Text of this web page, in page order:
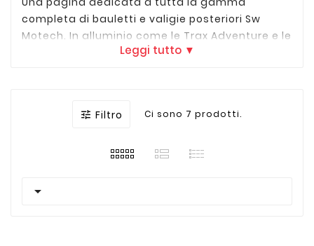
completa di bauletti e valigie posteriori Sw
Motech. In alluminio come le Trax Adventure e le
Trax ion ma anche semirigidi termoformati in
Leggi tutto ▼
 Filtro Ci sono 7 prodotti.
